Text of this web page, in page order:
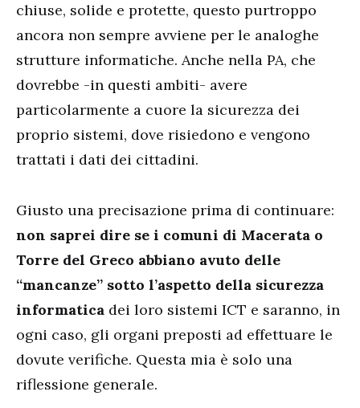
chiuse, solide e protette, questo purtroppo
ancora non sempre avviene per le analoghe
strutture informatiche. Anche nella PA, che
dovrebbe -in questi ambiti- avere
particolarmente a cuore la sicurezza dei
proprio sistemi, dove risiedono e vengono
trattati i dati dei cittadini.
Giusto una precisazione prima di continuare:
non saprei dire se i comuni di Macerata o
Torre del Greco abbiano avuto delle
“mancanze” sotto l’aspetto della sicurezza
informatica dei loro sistemi ICT e saranno, in
ogni caso, gli organi preposti ad effettuare le
dovute verifiche. Questa mia è solo una
riflessione generale.